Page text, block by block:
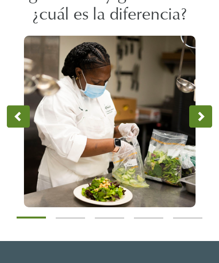
¿cuál es la diferencia?